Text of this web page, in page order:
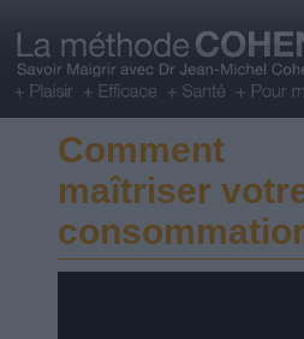
Comment
maîtriser